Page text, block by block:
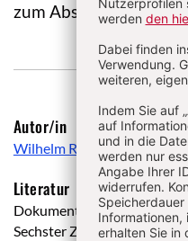
zum Abschluss von
Autor/in
Wilhelm Rees
Literatur
Dokumente:
Sechster Zusatzvertrag, in: